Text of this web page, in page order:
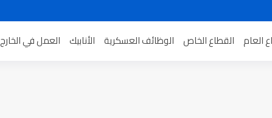
العام القطاع الخاص الوظائف العسكرية الأنابيك العمل في الخارج